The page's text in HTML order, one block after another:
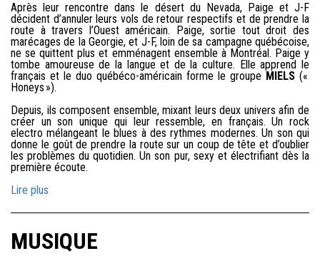
Après leur rencontre dans le désert du Nevada, Paige et J-F
décident d’annuler leurs vols de retour respectifs et de prendre la
route à travers l’Ouest américain. Paige, sortie tout droit des
marécages de la Georgie, et J-F, loin de sa campagne québécoise,
ne se quittent plus et emménagent ensemble à Montréal. Paige y
tombe amoureuse de la langue et de la culture. Elle apprend le
français et le duo québéco-américain forme le groupe MIELS («
Honeys »).
Depuis, ils composent ensemble, mixant leurs deux univers afin de
créer un son unique qui leur ressemble, en français. Un rock
electro mélangeant le blues à des rythmes modernes. Un son qui
donne le goût de prendre la route sur un coup de tête et d’oublier
les problèmes du quotidien. Un son pur, sexy et électrifiant dès la
première écoute.
Lire plus
MUSIQUE